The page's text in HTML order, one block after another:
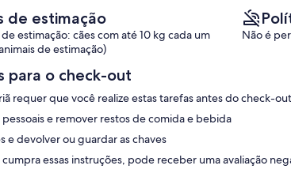
de estimação
estimação: cães com até 10 kg cada um
de estimação)
Não é
para o check-out
requer que você realize estas tarefas antes do check-
pessoais e remover restos de comida e bebida
e devolver ou guardar as chaves
cumpra essas instruções, pode receber uma avaliação